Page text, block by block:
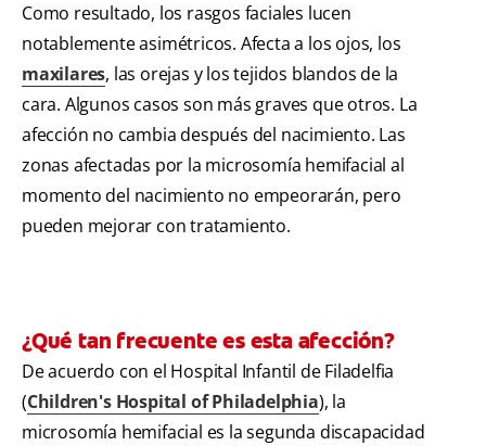
Como resultado, los rasgos faciales lucen
notablemente asimétricos. Afecta a los ojos, los
maxilares, las orejas y los tejidos blandos de la
cara. Algunos casos son más graves que otros. La
afección no cambia después del nacimiento. Las
zonas afectadas por la microsomía hemifacial al
momento del nacimiento no empeorarán, pero
pueden mejorar con tratamiento.
¿Qué tan frecuente es esta afección?
De acuerdo con el Hospital Infantil de Filadelfia
(Children's Hospital of Philadelphia), la
microsomía hemifacial es la segunda discapacidad